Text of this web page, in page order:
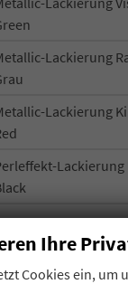
Lackierung
Lackierung
Lackierung
Ihre
Cookies ein, um